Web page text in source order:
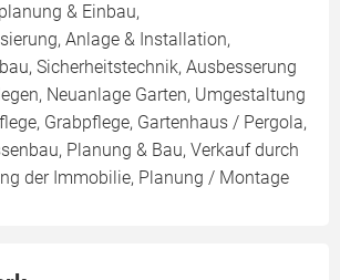
& Einbau,
Anlage & Installation,
Sicherheitstechnik, Ausbesserung
Neuanlage Garten, Umgestaltung
Grabpflege, Gartenhaus / Pergola,
Planung & Bau, Verkauf durch
der Immobilie, Planung / Montage